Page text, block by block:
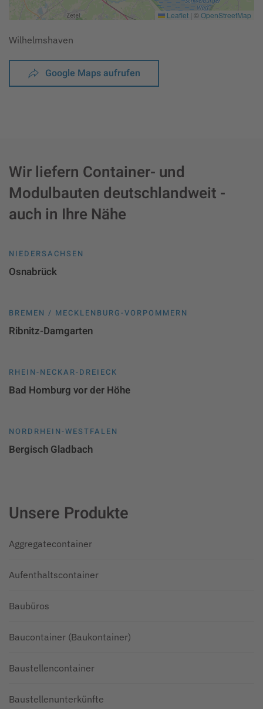
Leaflet | ©OpenStreetMap
Wilhelmshaven
Google Maps aufrufen
Wir liefern Container- und
Modulbauten deutschlandweit -
auch in Ihre Nähe
NIEDERSACHSEN
Osnabrück
BREMEN / MECKLENBURG-VORPOMMERN
Ribnitz-Damgarten
RHEIN-NECKAR-DREIECK
Bad Homburg vor der Höhe
NORDRHEIN-WESTFALEN
Bergisch Gladbach
Unsere Produkte
Aggregatecontainer
Aufenthaltscontainer
Baubüros
Baucontainer (Baukontainer)
Baustellencontainer
Baustellenunterkünfte